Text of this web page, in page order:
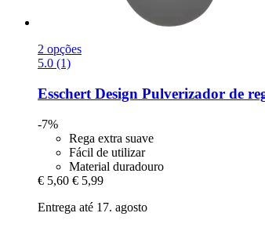
2 opções
5.0 (1)
Esschert Design Pulverizador de
-7%
Rega extra suave
Fácil de utilizar
Material duradouro
€ 5,60 € 5,99
Entrega até 17. agosto